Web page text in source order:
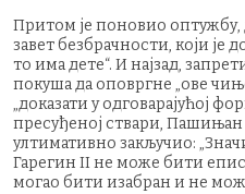
Притом је поновио оптужбу,
завет безбрачности, који је
то има дете“. И најзад,
покуша да оповргне „ове
„доказати у одговарајућој
пресуђеној ствари, Пашињан
ултимативно закључио:
Гарегин II не може бити
могао бити изабран и не